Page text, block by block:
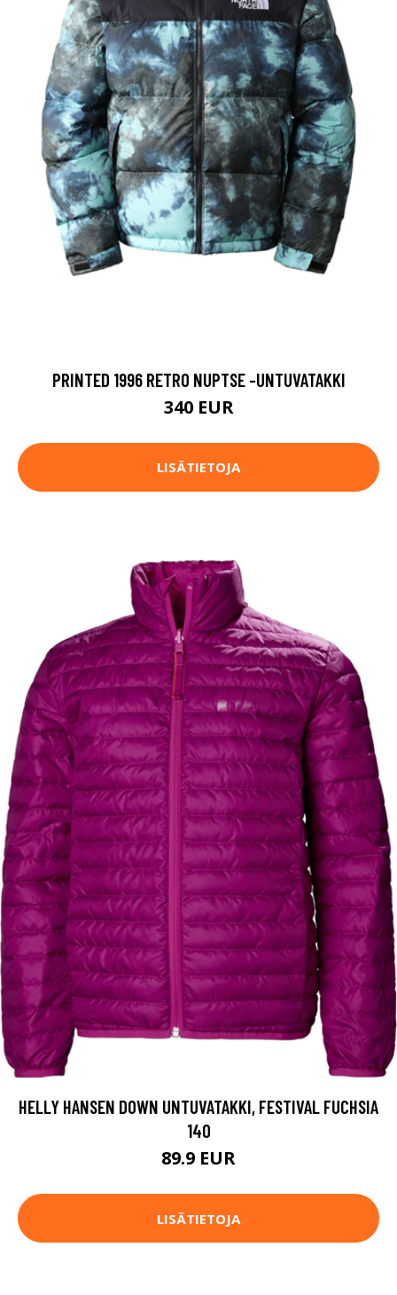
PRINTED 1996 RETRO NUPTSE -UNTUVATAKKI
340 EUR
LISÄTIETOJA
HELLY HANSEN DOWN UNTUVATAKKI, FESTIVAL FUCHSIA
140
89.9 EUR
LISÄTIETOJA